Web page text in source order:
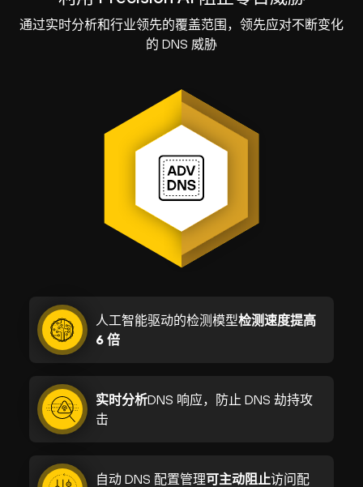
通过实时分析和行业领先的覆盖范围，领先应对不断变化
的 DNS 威胁
人工智能驱动的检测模型检测速度提高
6 倍
实时分析DNS 响应，防止 DNS 劫持攻
击
自动 DNS 配置管理可主动阻止访问配